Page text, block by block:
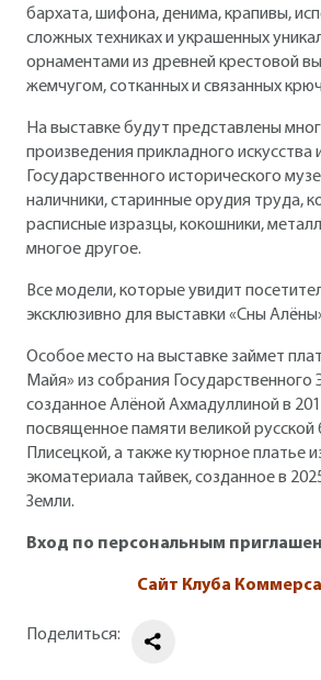
бархата, шифона, денима, крапивы,
сложных техниках и украшенных
орнаментами из древней крестовой
жемчугом, сотканных и связанных
На выставке будут представлены
произведения прикладного искусства
Государственного исторического
наличники, старинные орудия труда,
расписные изразцы, кокошники,
многое другое.
Все модели, которые увидит
эксклюзивно для выставки «Сны
Особое место на выставке займет
Майя» из собрания
созданное Алёной Ахмадуллиной в
посвященное памяти великой
Плисецкой, а также кутюрное платье
экоматериала тайвек, созданное в
Земли.
Вход по персональным
Сайт Клуба
Поделиться: